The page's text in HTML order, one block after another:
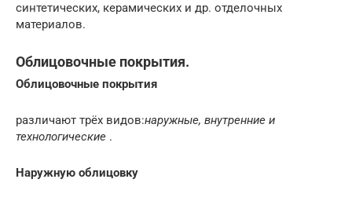
синтетических, керамических и др. отделочных
материалов.
Облицовочные покрытия.
Облицовочные покрытия
различают трёх видов:наружные, внутренние и
технологические .
Наружную облицовку